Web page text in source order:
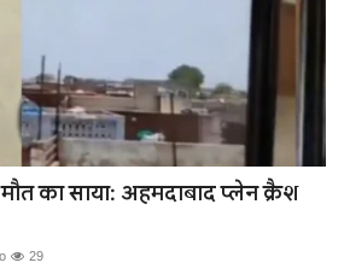
का साया: अहमदाबाद प्लेन क्रैश
29